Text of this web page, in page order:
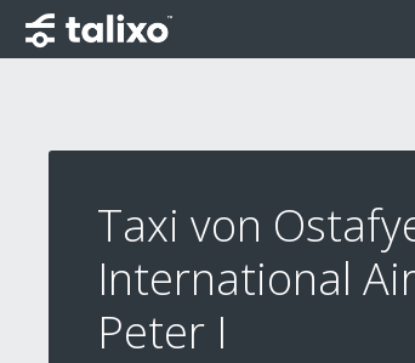
Taxi von
International
Peter I